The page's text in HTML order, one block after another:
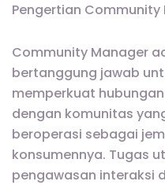
Pengertian Community
Community Manager
bertanggung jawab
memperkuat
dengan komunitas
beroperasi sebagai
konsumennya. Tugas
pengawasan interaksi